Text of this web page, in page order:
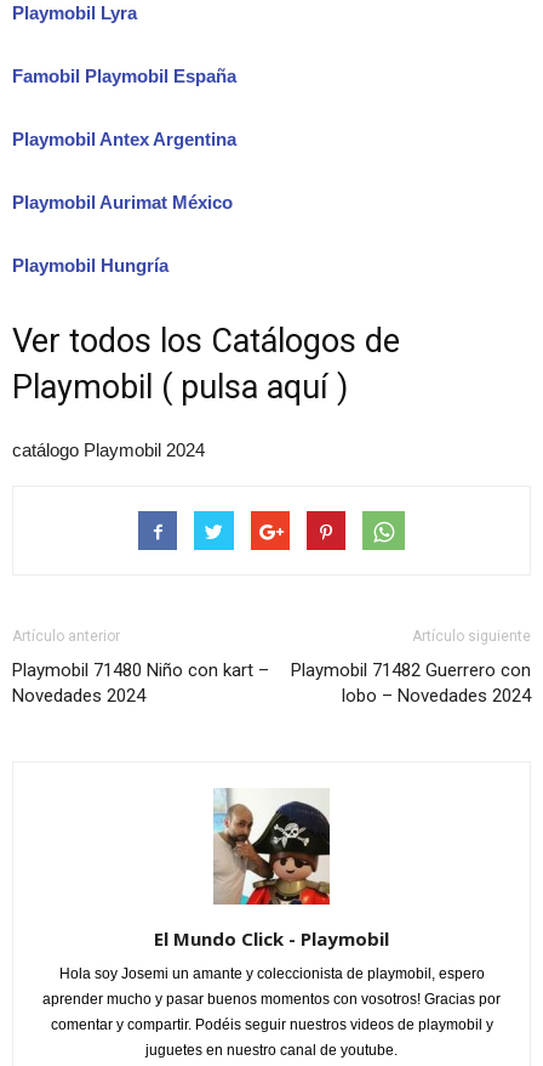
Playmobil Lyra
Famobil Playmobil España
Playmobil Antex Argentina
Playmobil Aurimat México
Playmobil Hungría
Ver todos los Catálogos de
Playmobil ( pulsa aquí )
catálogo Playmobil 2024
Artículo anterior
Playmobil 71480 Niño con kart –
Novedades 2024
Artículo siguiente
Playmobil 71482 Guerrero con
lobo – Novedades 2024
El Mundo Click - Playmobil
Hola soy Josemi un amante y coleccionista de playmobil, espero
aprender mucho y pasar buenos momentos con vosotros! Gracias por
comentar y compartir. Podéis seguir nuestros videos de playmobil y
juguetes en nuestro canal de youtube.